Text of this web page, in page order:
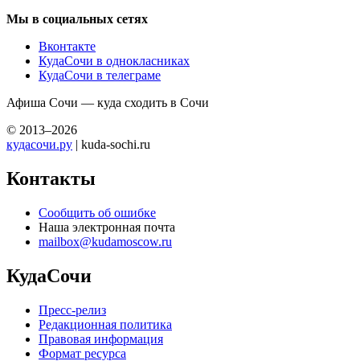
Мы в социальных сетях
Вконтакте
КудаСочи в однокласниках
КудаСочи в телеграме
Афиша Сочи — куда сходить в Сочи
© 2013–2026
кудасочи.ру | kuda-sochi.ru
Контакты
Сообщить об ошибке
Наша электронная почта
mailbox@kudamoscow.ru
КудаСочи
Пресс-релиз
Редакционная политика
Правовая информация
Формат ресурса